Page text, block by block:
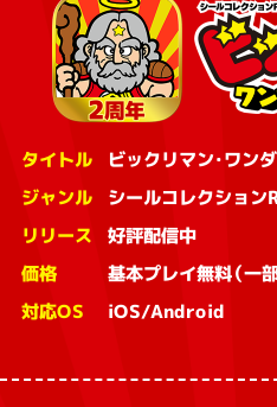
タイトル ビックリマン・ワン
ジャンル シールコレクション
リリース 好評配信中
価格 基本プレイ無料（一
対応OS iOS/Android